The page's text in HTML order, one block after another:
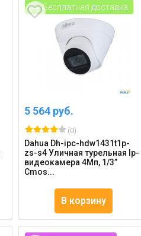
Бесплатная доставка
5 564 руб.
(0)
Dahua Dh-ipc-hdw1431t1p-
zs-s4 Уличная турельная Ip-
видеокамера 4Мп, 1/3”
Cmos...
В корзину